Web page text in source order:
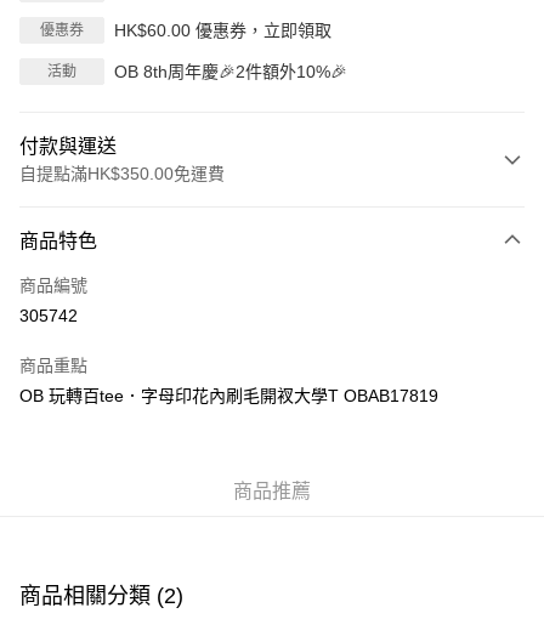
優惠券 HK$60.00 優惠券，立即領取
活動 OB 8th周年慶🎉2件額外10%🎉
付款與運送
自提點滿HK$350.00免運費
信用卡
Apple Pay
PayMe
付款後順豐站及營業點
商品特色
商品編號
305742
商品重點
OB 玩轉百tee．字母印花內刷毛開衩大學T OBAB17819
商品推薦
商品相關分類 (2)